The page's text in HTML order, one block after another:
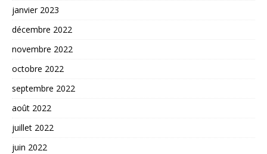
janvier 2023
décembre 2022
novembre 2022
octobre 2022
septembre 2022
août 2022
juillet 2022
juin 2022